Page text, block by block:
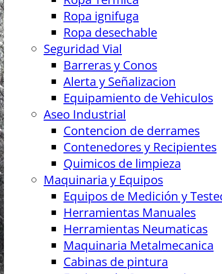
Ropa ignifuga
Ropa desechable
Seguridad Vial
Barreras y Conos
Alerta y Señalizacion
Equipamiento de Vehiculos
Aseo Industrial
Contencion de derrames
Contenedores y Recipientes
Quimicos de limpieza
Maquinaria y Equipos
Equipos de Medición y
Herramientas Manuales
Herramientas Neumaticas
Maquinaria Metalmecanica
Cabinas de pintura